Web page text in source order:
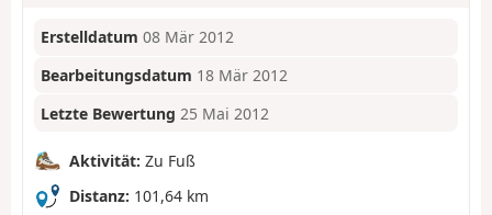
Erstelldatum 08 Mär 2012
Bearbeitungsdatum 18 Mär 2012
Letzte Bewertung 25 Mai 2012
Aktivität: Zu Fuß
Distanz: 101,64 km